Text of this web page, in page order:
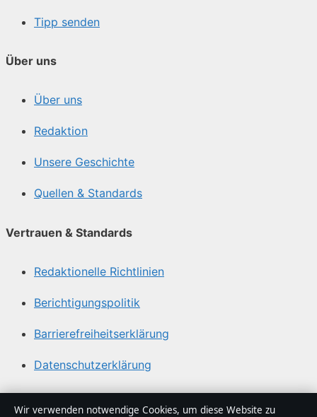
Tipp senden
Über uns
Über uns
Redaktion
Unsere Geschichte
Quellen & Standards
Vertrauen & Standards
Redaktionelle Richtlinien
Berichtigungspolitik
Barrierefreiheitserklärung
Datenschutzerklärung
Über Politikstudio in Kürze
Wir verwenden notwendige Cookies, um diese Website zu